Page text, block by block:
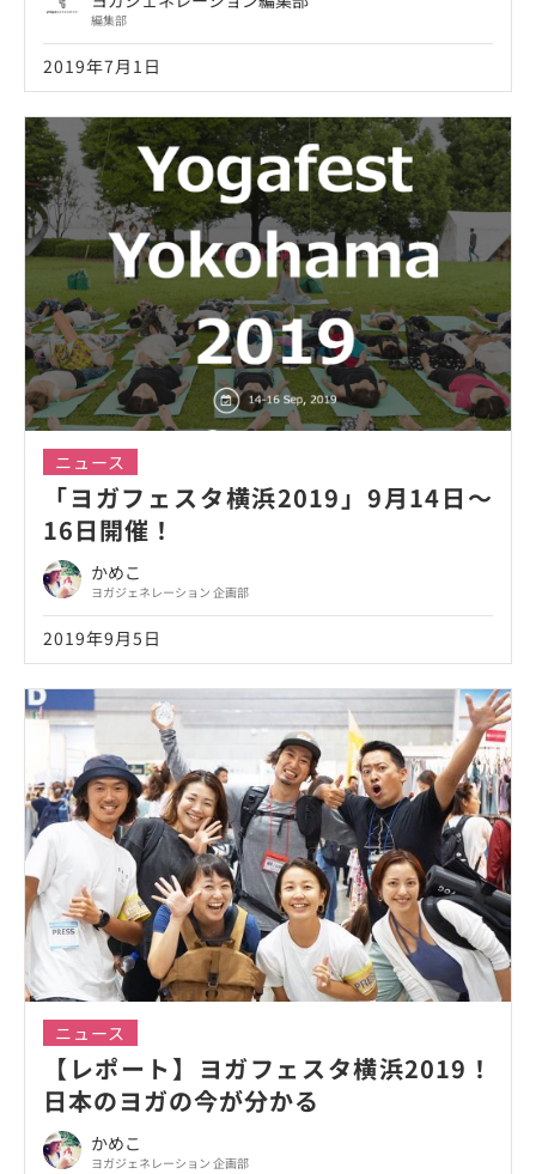
編集部
2019年7月1日
ニュース
「ヨガフェスタ横浜2019」9月14日～
16日開催！
かめこ
ヨガジェネレーション 企画部
2019年9月5日
ニュース
【レポート】ヨガフェスタ横浜2019！
日本のヨガの今が分かる
かめこ
ヨガジェネレーション 企画部